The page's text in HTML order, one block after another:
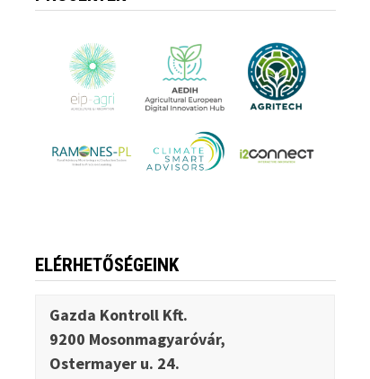
ELÉRHETŐSÉGEINK
Gazda Kontroll Kft.
9200 Mosonmagyaróvár,
Ostermayer u. 24.